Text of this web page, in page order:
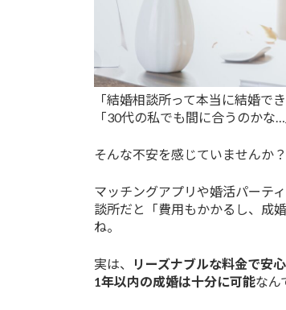
「結婚相談所って本当に結婚でき
「30代の私でも間に合うのかな…
そんな不安を感じていませんか？
マッチングアプリや婚活パーテ
談所だと「費用もかかるし、成
ね。
実は、
リーズナブルな料金で安
1年以内の成婚は十分に可能なん